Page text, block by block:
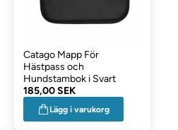
Catago Mapp För
Hästpass och
Hundstambok i Svart
185,00 SEK
Lägg i varukorg